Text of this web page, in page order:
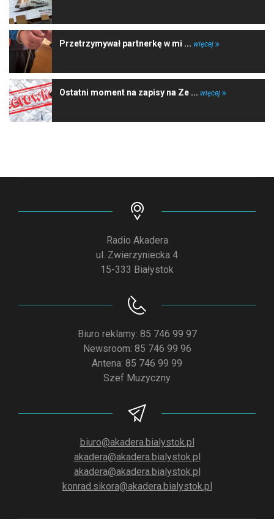
Przetrzymywał partnerkę w mi ... więcej
Ostatni moment na zapisy na Ze ... więcej
Radio Akadera
ul. Zwierzyniecka 4
15-333 Białystok
Biuro reklamy: 85 746 99 97
Newsroom: 85 746 99 96
Antena: 85 746 99 99
Szef Muzyczny
biuro@akadera.bialystok.pl
akadera@akadera.bialystok.pl
akadera@akadera.bialystok.pl
konrad.sikora@akadera.bialystok.pl